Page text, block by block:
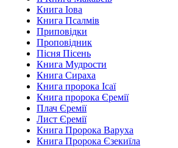
Книга Іова
Книга Псалмів
Приповідки
Проповідник
Пісня Пісень
Книга Мудрости
Книга Сираха
Книга пророка Ісаї
Книга пророка Єремії
Плач Єремії
Лист Єремії
Книга Пророка Варуха
Книга Пророка Єзекиїла